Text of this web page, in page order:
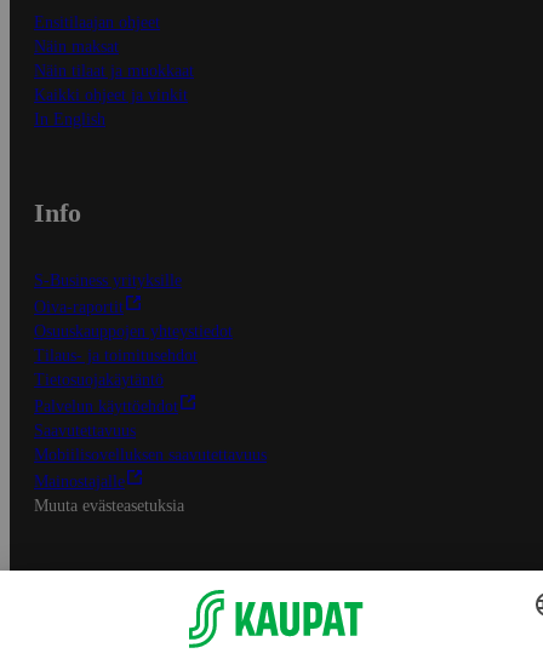
Ensitilaajan ohjeet
Näin maksat
Näin tilaat ja muokkaat
Kaikki ohjeet ja vinkit
In English
Info
S-Business yrityksille
Oiva-raportit
Osuuskauppojen yhteystiedot
Tilaus- ja toimitusehdot
Tietosuojakäytäntö
Palvelun käyttöehdot
Saavutettavuus
Mobiilisovelluksen saavutettavuus
Mainostajalle
Muuta evästeasetuksia
S-ryhmän palvelut